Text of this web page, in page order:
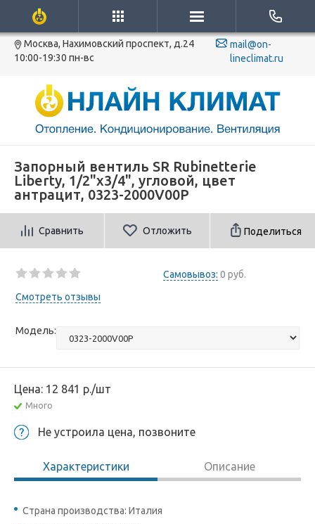
Москва, Нахимовский проспект, д.24
10:00-19:30 пн-вс
mail@on-
lineclimat.ru
Запорный вентиль SR Rubinetterie
Liberty, 1/2"x3/4", угловой, цвет
антрацит, 0323-2000V00P
Сравнить Отложить Поделиться
Самовывоз: 0 руб.
Смотреть отзывы
Модель:
Цена: 12 841 р./шт
Много
Не устроила цена, позвоните
Характеристики Описание
Страна производства: Италия